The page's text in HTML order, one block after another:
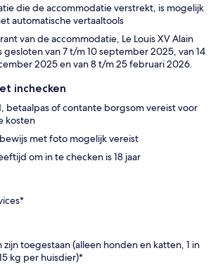
die de accommodatie verstrekt, is mogelijk
automatische vertaaltools
van de accommodatie, Le Louis XV Alain
gesloten van 7 t/m 10 september 2025, van 14
2025 en van 8 t/m 25 februari 2026.
inchecken
betaalpas of contante borgsom vereist voor
kosten
met foto mogelijk vereist
om in te checken is 18 jaar
zijn toegestaan (alleen honden en katten, 1 in
kg per huisdier)*